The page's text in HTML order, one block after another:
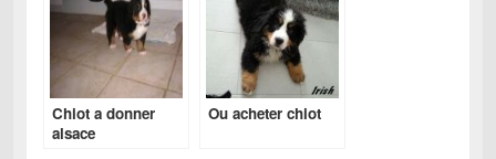
Chiot a donner
alsace
Ou acheter chiot